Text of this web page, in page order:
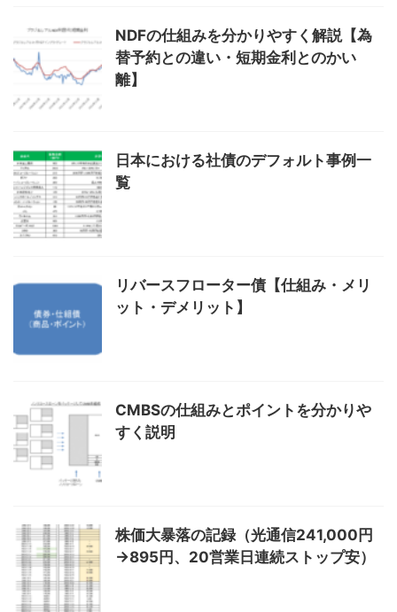
NDFの仕組みを分かりやすく解説【為
替予約との違い・短期金利とのかい
離】
日本における社債のデフォルト事例一
覧
リバースフローター債【仕組み・メリ
ット・デメリット】
CMBSの仕組みとポイントを分かりや
すく説明
株価大暴落の記録（光通信241,000円
→895円、20営業日連続ストップ安）